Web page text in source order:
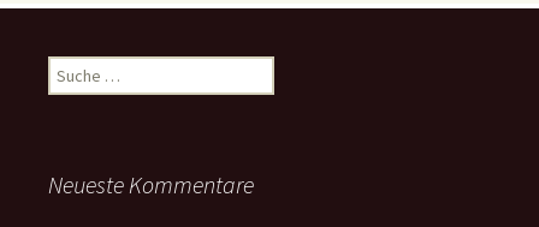
Suche
nach:
Neueste Kommentare